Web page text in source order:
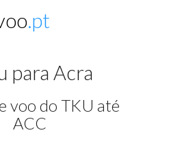
.pt
para Acra
voo do TKU até
ACC